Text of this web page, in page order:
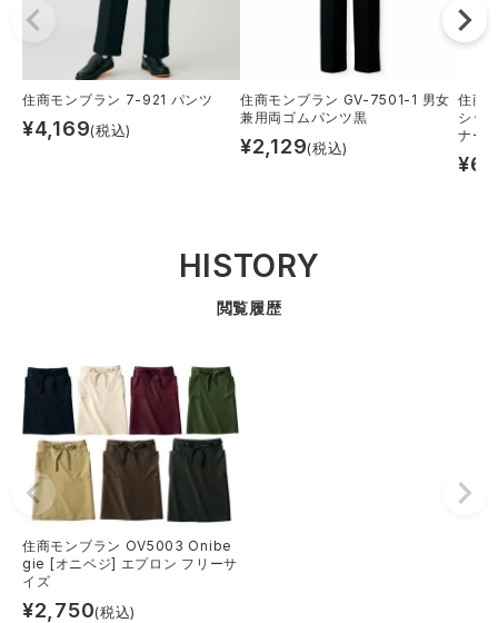
住商モンブラン 7-921 パンツ
¥4,169(税込)
住商モンブラン GV-7501-1 男女
兼用両ゴムパンツ黒
¥2,129(税込)
住商
シッ
ナー
¥
HISTORY
閲覧履歴
住商モンブラン OV5003 Onibe
gie [オニベジ] エプロン フリーサ
イズ
¥2,750(税込)